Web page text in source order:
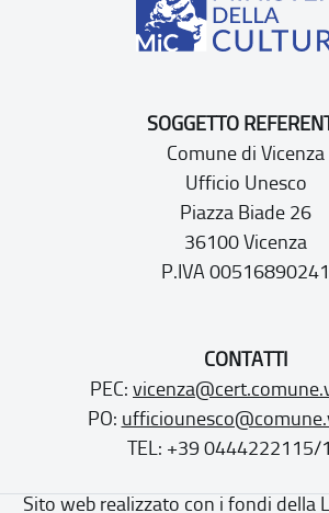
SOGGETTO
Comune di Vicenza
Ufficio Unesco
Piazza Biade 26
36100 Vicenza
P.IVA 00516890241
CONTATTI
PEC:
PO:
TEL: +39 0444222115/
Sito web realizzato con i fondi della